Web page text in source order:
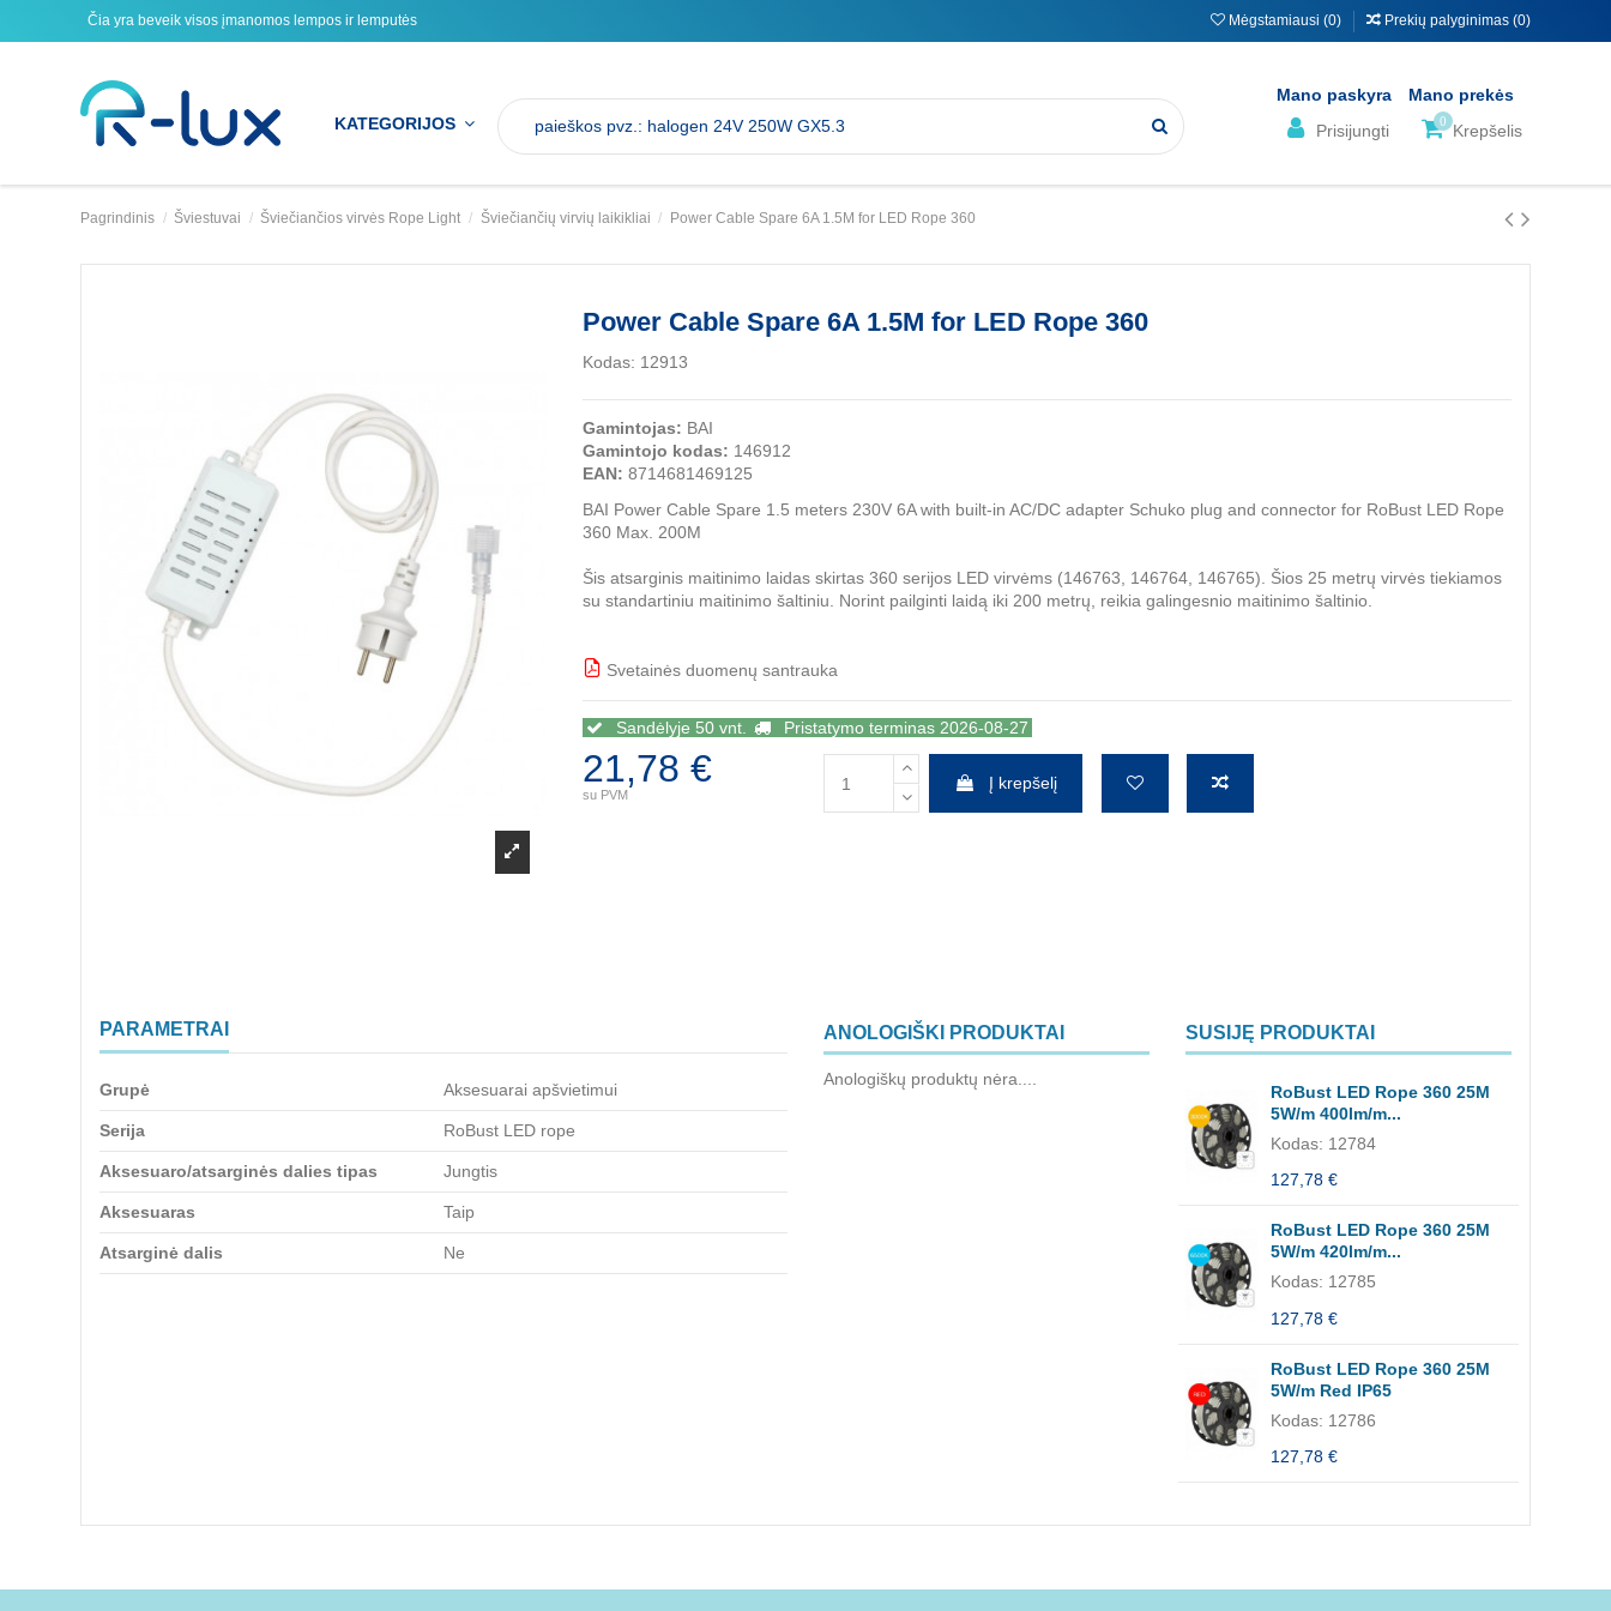
Čia yra beveik visos įmanomos lempos ir lemputės Mėgstamiausi (0) Prekių palyginimas (0)
KATEGORIJOS
Mano paskyra
Prisijungti
Mano prekės
0Krepšelis
Pagrindinis Šviestuvai Šviečiančios virvės Rope Light Šviečiančių virvių laikikliai Power Cable Spare 6A 1.5M for LED Rope 360
Power Cable Spare 6A 1.5M for LED Rope 360
Kodas: 12913
Gamintojas: BAI
Gamintojo kodas: 146912
EAN: 8714681469125
BAI Power Cable Spare 1.5 meters 230V 6A with built-in AC/DC adapter Schuko plug and connector for RoBust LED Rope
360 Max. 200M
Šis atsarginis maitinimo laidas skirtas 360 serijos LED virvėms (146763, 146764, 146765). Šios 25 metrų virvės tiekiamos
su standartiniu maitinimo šaltiniu. Norint pailginti laidą iki 200 metrų, reikia galingesnio maitinimo šaltinio.
Svetainės duomenų santrauka
Sandėlyje 50 vnt. Pristatymo terminas 2026-08-27
21,78 €
su PVM
Į krepšelį
PARAMETRAI
Grupė Aksesuarai apšvietimui
Serija RoBust LED rope
Aksesuaro/atsarginės dalies tipas Jungtis
Aksesuaras Taip
Atsarginė dalis Ne
ANOLOGIŠKI PRODUKTAI
Anologiškų produktų nėra....
SUSIJĘ PRODUKTAI
RoBust LED Rope 360 25M
5W/m 400lm/m...
Kodas: 12784
127,78 €
RoBust LED Rope 360 25M
5W/m 420lm/m...
Kodas: 12785
127,78 €
RoBust LED Rope 360 25M
5W/m Red IP65
Kodas: 12786
127,78 €